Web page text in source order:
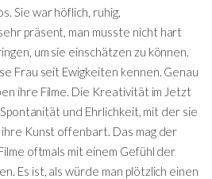
Sie war höflich, ruhig,
präsent, man musste nicht hart
um sie einschätzen zu können.
Frau seit Ewigkeiten kennen. Genau
ihre Filme. Die Kreativität im Jetzt
und Ehrlichkeit, mit der sie
Kunst offenbart. Das mag der
oftmals mit einem Gefühl der
Es ist, als würde man plötzlich einen